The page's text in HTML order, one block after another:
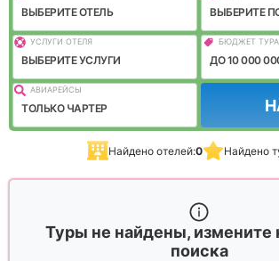
ВЫБЕРИТЕ ОТЕЛЬ ВЫБЕРИТЕ
УСЛУГИ ОТЕЛЯ
ВЫБЕРИТЕ УСЛУГИ
БЮДЖЕТ ТУРА
ДО 10 000
АВИАРЕЙСЫ
ТОЛЬКО ЧАРТЕР
Найдено отелей:0 Найдено
Туры не найдены, измените
поиска